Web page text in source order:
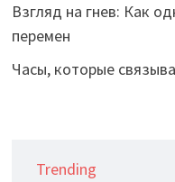
Взгляд на гнев: Как
перемен
Часы, которые
Trending